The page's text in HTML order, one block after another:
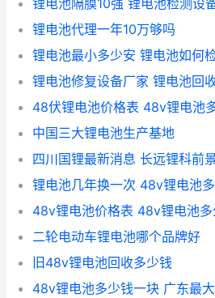
锂电池隔膜10强 锂电池检测设
锂电池代理一年10万够吗
锂电池最小多少安 锂电池如何
锂电池修复设备厂家 锂电池回
48伏锂电池价格表 48v锂电池
中国三大锂电池生产基地
四川国锂最新消息 长远锂科前
锂电池几年换一次 48v锂电池
48v锂电池价格表 48v锂电池
二轮电动车锂电池哪个品牌好
旧48v锂电池回收多少钱